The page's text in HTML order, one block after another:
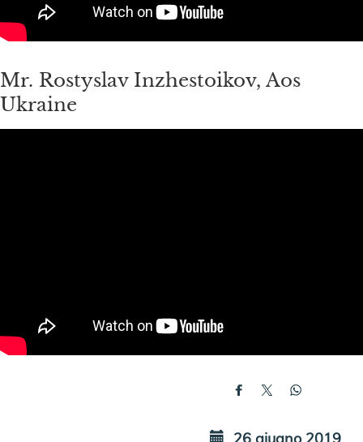
Mr. Rostyslav Inzhestoikov, Aos
Ukraine
26 giugno 2019